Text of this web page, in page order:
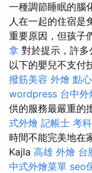
一種調節睡眠的腦
人在一起的住宿是
重要原因，但孩子
拿 對於提示，許
以下的嬰兒不支付
撥筋美容 外燴 點心
wordpress 台中外
供的服務最嚴重的
式外燴 記帳士 考科
時間不能完美地在
Kajla 高雄 外燴 台
中式外燴菜單 seo